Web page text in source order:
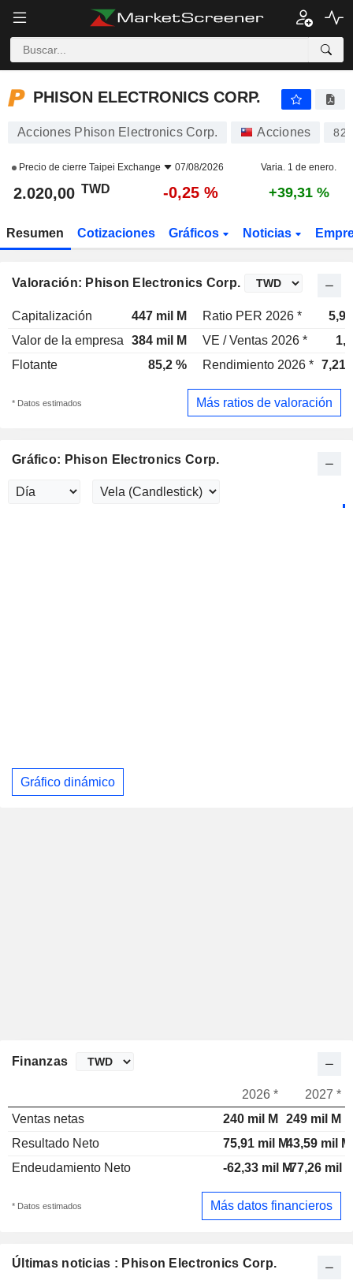
PHISON ELECTRONICS CORP.
Acciones Phison Electronics Corp. Acciones
Precio de cierre Taipei Exchange 07/08/2026 Varia. 1 de enero.
2.020,00 TWD -0,25 % +39,31 %
Resumen Cotizaciones Gráficos Noticias
Valoración: Phison Electronics Corp.
Capitalización 447 mil M Ratio PER 2026 *
Valor de la empresa
384 mil M VE / Ventas 2026 *
Flotante
85,2 % Rendimiento 2026 * 7,21
* Datos estimados Más ratios de valoración
Gráfico: Phison Electronics Corp.
Gráfico dinámico
Últimas noticias : Phison Electronics Corp.
Finanzas
2026 *
2027 *
Ventas netas
240 mil M
249 mil M
Resultado Neto
75,91 mil M43,59 mil M
Endeudamiento Neto
-62,33 mil M-77,26 mil
* Datos estimados Más datos financieros